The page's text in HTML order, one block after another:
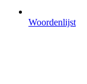
Woordenlijst